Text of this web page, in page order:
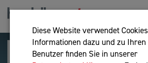
Diese Website verwendet
Informationen dazu und zu Ihren
Benutzer finden Sie in unserer